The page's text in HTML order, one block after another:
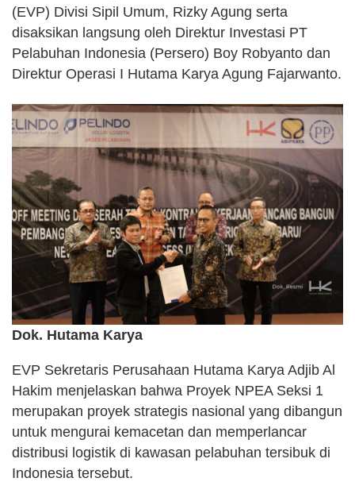
(EVP) Divisi Sipil Umum, Rizky Agung serta
disaksikan langsung oleh Direktur Investasi PT
Pelabuhan Indonesia (Persero) Boy Robyanto dan
Direktur Operasi I Hutama Karya Agung Fajarwanto.
Dok. Hutama Karya
EVP Sekretaris Perusahaan Hutama Karya Adjib Al
Hakim menjelaskan bahwa Proyek NPEA Seksi 1
merupakan proyek strategis nasional yang dibangun
untuk mengurai kemacetan dan memperlancar
distribusi logistik di kawasan pelabuhan tersibuk di
Indonesia tersebut.